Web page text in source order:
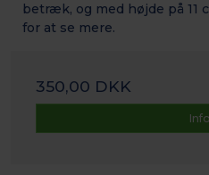
betræk, og med højde på 11
for at se mere.
350,00 DKK
Info